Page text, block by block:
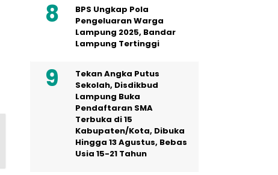
BPS Ungkap Pola
Pengeluaran Warga
Lampung 2025, Bandar
Lampung Tertinggi
Tekan Angka Putus
Sekolah, Disdikbud
Lampung Buka
Pendaftaran SMA
Terbuka di 15
Kabupaten/Kota, Dibuka
Hingga 13 Agustus, Bebas
Usia 15-21 Tahun